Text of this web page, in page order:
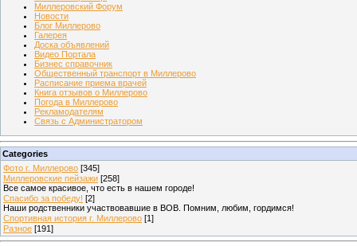
Миллеровский Форум
Новости
Блог Миллерово
Галерея
Доска объявлений
Видео Портала
Бизнес справочник
Общественный транспорт в Миллерово
Расписание приема врачей
Книга отзывов о Миллерово
Погода в Миллерово
Рекламодателям
Связь с Администратором
Categories
Фото г. Миллерово [345]
Миллеровские пейзажи [258]
Все самое красивое, что есть в нашем городе!
Спасибо за победу! [2]
Наши родственники участвовавшие в ВОВ. Помним, любим, гордимся!
Спортивная история г. Миллерово [1]
Разное [191]